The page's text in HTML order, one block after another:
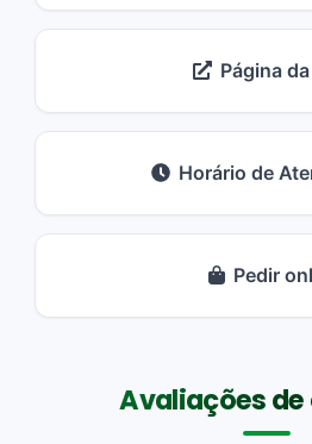
Página
Horário de
Pedir
Avaliações